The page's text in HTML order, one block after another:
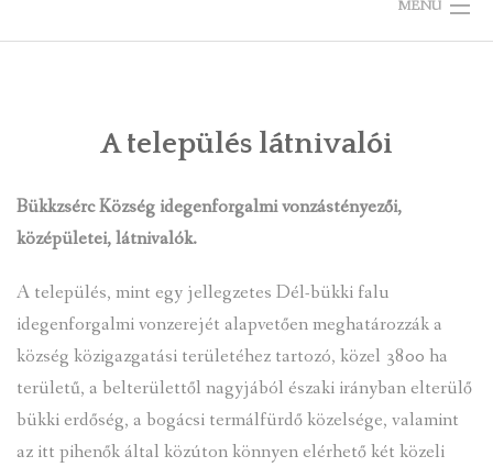
MENU
ÖNKORMÁNYZAT
VÁLASZTÁS
BÜKKZSÉRCRŐL
KÉPGALÉRIÁK
RENDEZVÉNYEK, ÜNNEPEK
LÁTNIVALÓK
A település látnivalói
Bükkzsérc Község idegenforgalmi vonzástényezői,
középületei, látnivalók.
A település, mint egy jellegzetes Dél-bükki falu
idegenforgalmi vonzerejét alapvetően meghatározzák a
község közigazgatási területéhez tartozó, közel 3800 ha
területű, a belterülettől nagyjából északi irányban elterülő
bükki erdőség, a bogácsi termálfürdő közelsége, valamint
az itt pihenők által közúton könnyen elérhető két közeli